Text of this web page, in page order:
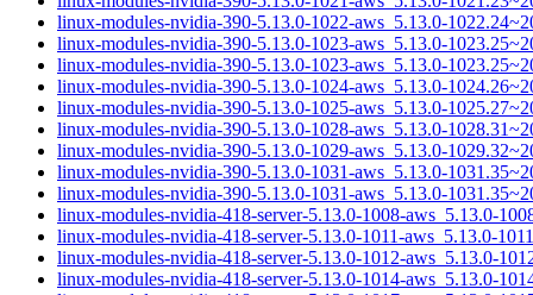
linux-modules-nvidia-390-5.13.0-1022-aws_5.13.0-
linux-modules-nvidia-390-5.13.0-1023-aws_5.13.0-
linux-modules-nvidia-390-5.13.0-1023-aws_5.13.0-
linux-modules-nvidia-390-5.13.0-1024-aws_5.13.0-
linux-modules-nvidia-390-5.13.0-1025-aws_5.13.0-
linux-modules-nvidia-390-5.13.0-1028-aws_5.13.0-
linux-modules-nvidia-390-5.13.0-1029-aws_5.13.0-
linux-modules-nvidia-390-5.13.0-1031-aws_5.13.0-
linux-modules-nvidia-390-5.13.0-1031-aws_5.13.0-
linux-modules-nvidia-418-server-5.13.0-1008-aws_5.13.0-
linux-modules-nvidia-418-server-5.13.0-1011-aws_5.13.0-
linux-modules-nvidia-418-server-5.13.0-1012-aws_5.13.0-
linux-modules-nvidia-418-server-5.13.0-1014-aws_5.13.0-